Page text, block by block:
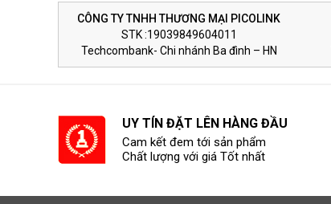
CÔNG TY TNHH THƯƠNG MẠI PICOLINK
STK :19039849604011
Techcombank- Chi nhánh Ba đình – HN
UY TÍN ĐẶT LÊN HÀNG ĐẦU
Cam kết đem tới sản phẩm
Chất lượng với giá Tốt nhất